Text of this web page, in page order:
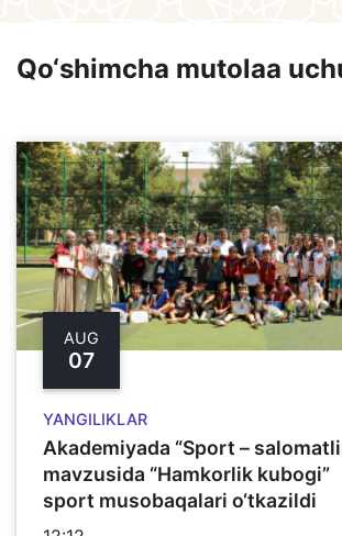
Qo‘shimcha mutolaa
AUG
07
YANGILIKLAR
Akademiyada “Sport –
mavzusida “Hamkorlik kubogi”
sport musobaqalari o‘tkazildi